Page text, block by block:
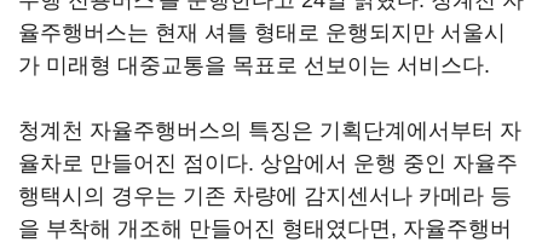
율주행버스는 현재 셔틀 형태로 운행되지만 서울시
가 미래형 대중교통을 목표로 선보이는 서비스다.
청계천 자율주행버스의 특징은 기획단계에서부터 자
율차로 만들어진 점이다. 상암에서 운행 중인 자율주
행택시의 경우는 기존 차량에 감지센서나 카메라 등
을 부착해 개조해 만들어진 형태였다면, 자율주행버